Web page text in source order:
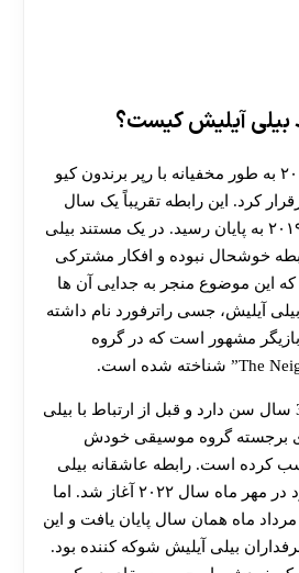
آیلیش کیست؟
بیلی آیلیش در سال ۲۰۱۸ به طور مخفیانه با رپر برندون کیو
کرد. این رابطه تقریباً یک سال
طول کشید و در سال ۲۰۱۹ به پایان رسید. در یک مستند بیلی
خوشحال نبوده و افکار مشترکی
این موضوع منجر به جدایی آن‌ ها
آیلیش، جسی راترفورد نام داشته
مشهور است که در گروه
جسی در حال حاضر 31 سال سن دارد و قبل از ارتباط با بیلی
برجسته گروه موسیقی خودش
کرده است. رابطه عاشقانه بیلی
آیلیش با جسی راترفورد در مهر ماه سال ۲۰۲۲ آغاز شد. اما
مرداد ماه همان سال پایان یافت و این
بیلی آیلیش شوکه‌ کننده بود.